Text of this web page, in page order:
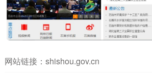
网站链接： shishou.gov.cn